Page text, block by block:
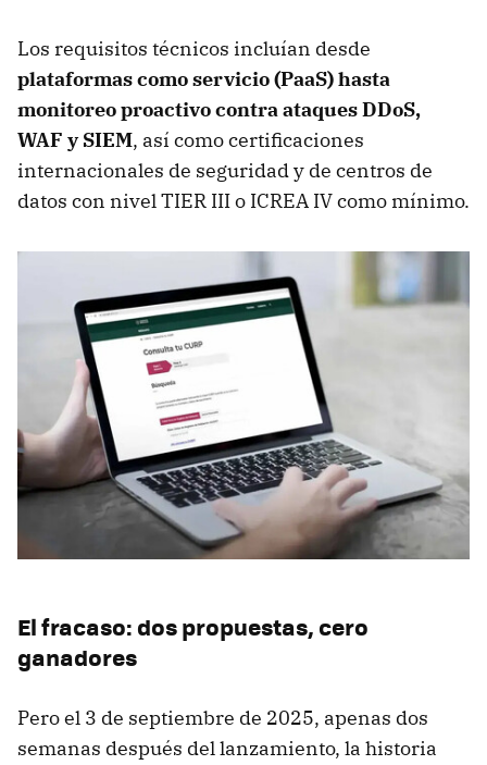
Los requisitos técnicos incluían desde
plataformas como servicio (PaaS) hasta
monitoreo proactivo contra ataques DDoS,
WAF y SIEM, así como certificaciones
internacionales de seguridad y de centros de
datos con nivel TIER III o ICREA IV como mínimo.
El fracaso: dos propuestas, cero
ganadores
Pero el 3 de septiembre de 2025, apenas dos
semanas después del lanzamiento, la historia